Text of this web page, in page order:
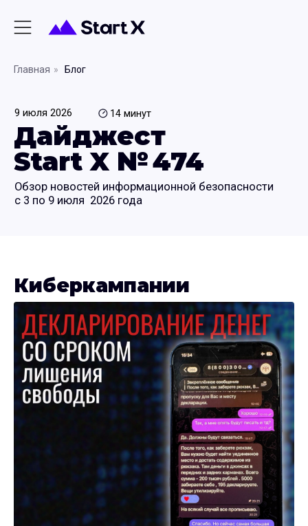
Главная » Блог
Обзор новостей информационной безопасности
с 3 по 9 июля 2026 года
Дайджест
Start X № 474
9 июля 2026 14 минут
Киберкампании